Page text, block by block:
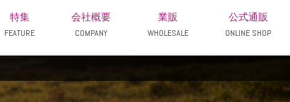
特集
FEATURE
会社概要
COMPANY
業販
WHOLESALE
公式通販
ONLINE SHOP